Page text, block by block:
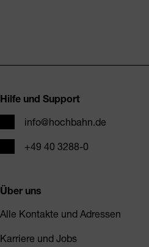
Hilfe und Support
E-Mailinfo@hochbahn.de
Telefon+49 40 3288-0
Über uns
Alle Kontakte und Adressen
Karriere und Jobs